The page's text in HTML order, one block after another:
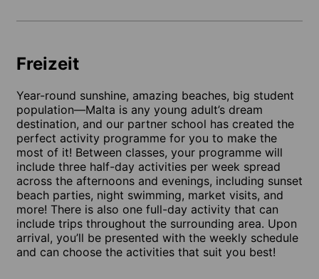
Freizeit
Year-round sunshine, amazing beaches, big student
population—Malta is any young adult’s dream
destination, and our partner school has created the
perfect activity programme for you to make the
most of it! Between classes, your programme will
include three half-day activities per week spread
across the afternoons and evenings, including sunset
beach parties, night swimming, market visits, and
more! There is also one full-day activity that can
include trips throughout the surrounding area. Upon
arrival, you’ll be presented with the weekly schedule
and can choose the activities that suit you best!